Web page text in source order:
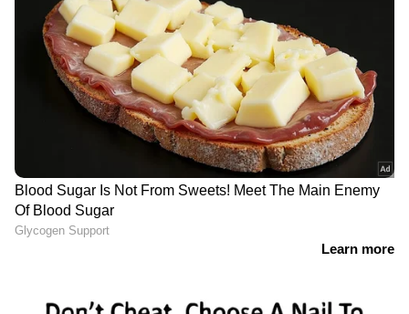
Read more
24 കിലോ കുറച്ചു, വണ്ണം
കുറച്ചത് എങ്ങനെയെന്ന്
ചോദിക്കുന്നവരോട് വിദ്യയ്ക്ക്
പറയാനുള്ളത്